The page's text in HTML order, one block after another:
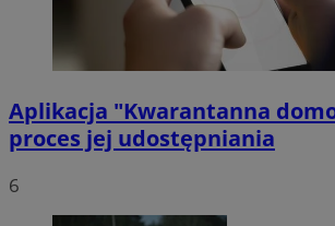
Aplikacja "Kwarantanna
proces jej udostępniania
6